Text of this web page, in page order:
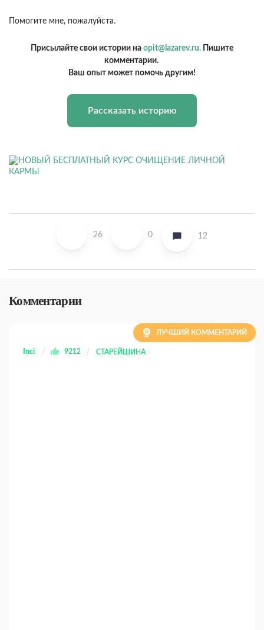
Помогите мне, пожалуйста.
Присылайте свои истории на opit@lazarev.ru. Пишите
комментарии.
Ваш опыт может помочь другим!
Рассказать историю
26 0 12
Комментарии
Inci 9212 СТАРЕЙШИНА
ЛУЧШИЙ КОММЕНТАРИЙ